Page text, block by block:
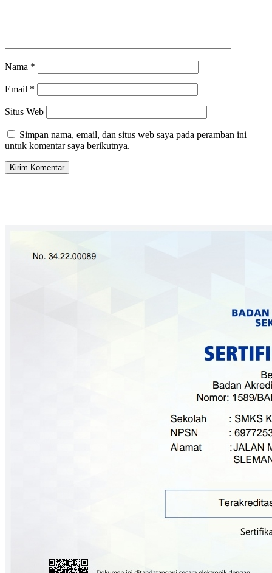
Nama *
Email *
Situs Web
Simpan nama, email, dan situs web saya pada peramban ini
untuk komentar saya berikutnya.